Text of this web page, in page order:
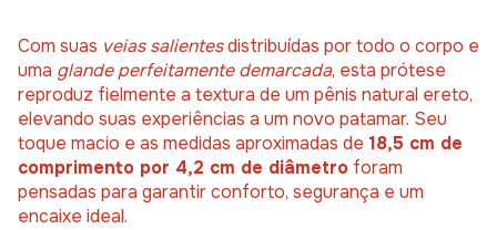
Com suas veias salientesdistribuídas por todo o corpo e
uma glande perfeitamente demarcada, esta prótese
reproduz fielmente a textura de um pênis natural ereto,
elevando suas experiências a um novo patamar. Seu
toque macio e as medidas aproximadas de 18,5 cm de
comprimento por 4,2 cm de diâmetro foram
pensadas para garantir conforto, segurança e um
encaixe ideal.